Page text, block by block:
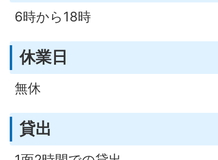
6時から18時
休業日
無休
貸出